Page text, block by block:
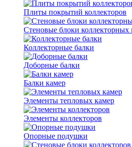
Плиты покрытий коллекторов
Стеновые блоки коллекторных
Коллекторные балки
Доборные балки
Балки камер
Элементы тепловых камер
Элементы коллекторов
Опорные подушки